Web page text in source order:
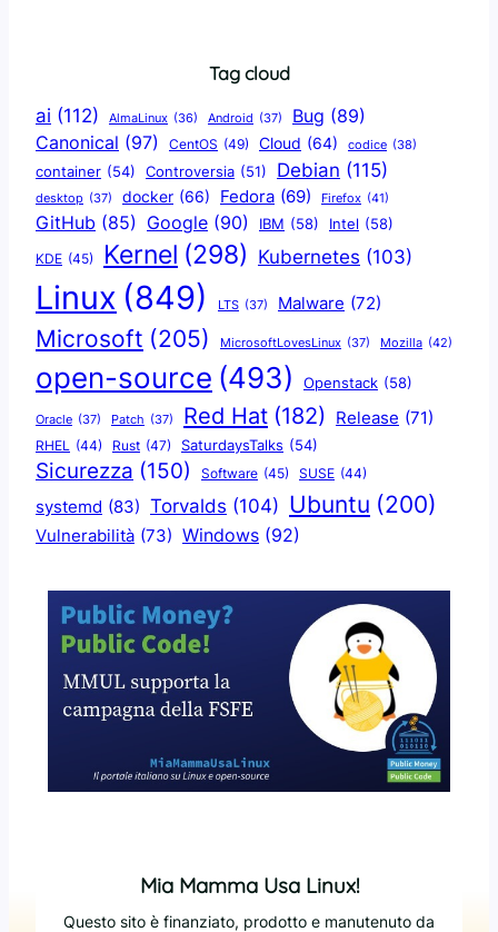
Tag cloud
ai (112) AlmaLinux (36) Android (37) Bug (89)
Canonical (97) CentOS (49) Cloud (64) codice (38)
container (54) Controversia (51) Debian (115)
desktop (37) docker (66) Fedora (69) Firefox (41)
GitHub (85) Google (90) IBM (58) Intel (58)
KDE (45) Kernel (298) Kubernetes (103)
Linux (849) LTS (37) Malware (72)
Microsoft (205) MicrosoftLovesLinux (37) Mozilla (42)
open-source (493) Openstack (58)
Oracle (37) Patch (37) Red Hat (182) Release (71)
RHEL (44) Rust (47) SaturdaysTalks (54)
Sicurezza (150) Software (45) SUSE (44)
systemd (83) Torvalds (104) Ubuntu (200)
Vulnerabilità (73) Windows (92)
Mia Mamma Usa Linux!
Questo sito è finanziato, prodotto e manutenuto da